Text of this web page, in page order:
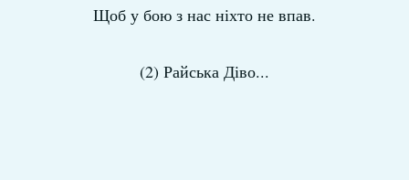
Щоб у бою з нас ніхто не впав.
(2) Райська Діво...